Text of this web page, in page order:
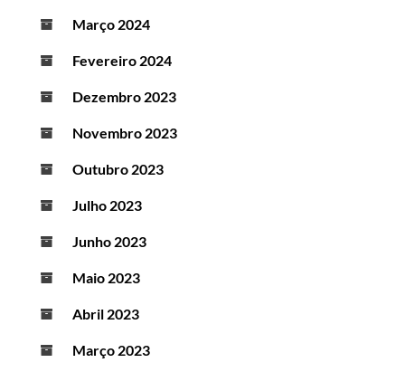
Março 2024
Fevereiro 2024
Dezembro 2023
Novembro 2023
Outubro 2023
Julho 2023
Junho 2023
Maio 2023
Abril 2023
Março 2023